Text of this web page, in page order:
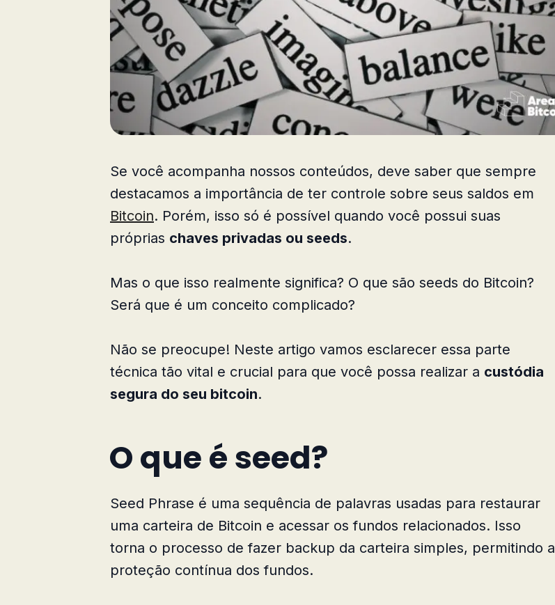
Se você acompanha nossos conteúdos, deve saber que sempre
destacamos a importância de ter controle sobre seus saldos em
Bitcoin. Porém, isso só é possível quando você possui suas
próprias chaves privadas ou seeds.
Mas o que isso realmente significa? O que são seeds do Bitcoin?
Será que é um conceito complicado?
Não se preocupe! Neste artigo vamos esclarecer essa parte
técnica tão vital e crucial para que você possa realizar a custódia
segura do seu bitcoin.
O que é seed?
Seed Phrase é uma sequência de palavras usadas para restaurar
uma carteira de Bitcoin e acessar os fundos relacionados. Isso
torna o processo de fazer backup da carteira simples, permitindo a
proteção contínua dos fundos.